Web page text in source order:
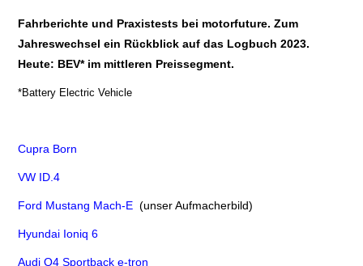
SCHAUFENSTER
E+PIH
LEXIKON A
A BIS Z
KONTAKT
Fahrberichte und Praxistests bei motorfuture. Zum
Jahreswechsel ein Rückblick auf das Logbuch 2023.
Heute: BEV*im mittleren Preissegment.
*Battery Electric Vehicle
Cupra Born
VW ID.4
Ford Mustang Mach-E (unser Aufmacherbild)
Hyundai Ioniq 6
Audi Q4 Sportback e-tron